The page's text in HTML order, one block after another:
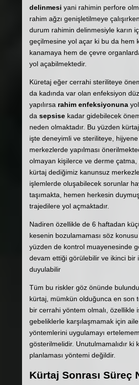
delinmesi yani rahimin perfore
rahim ağzı genişletilmeye
durum rahimin delinmesiyle karın
geçilmesine yol açar ki bu da hem
kanamaya hem de çevre
yol açabilmektedir.
Küretaj eğer cerrahi steriliteye
da kadında var olan enfeksiyon
yapılırsa rahim enfeksiyonunayol
da sepsisekadar gidebilecek
neden olmaktadır. Bu yüzden
işte deneyimli ve steriliteye,
merkezlerde yapılması
olmayan kişilerce ve derme çatma,
kürtaj dediğimiz kanunsuz
işlemlerde oluşabilecek sorunlar
taşımakta, hemen herkesin
trajedilere yol açmaktadır.
Nadiren özellikle de 6 haftadan
kesenin bozulamaması söz
yüzden de kontrol muayenesinde
devam ettiği görülebilir ve ikinci bir
duyulabilir
Tüm bu riskler göz önünde
kürtaj, mümkün olduğunca en son
bir cerrahi yöntem olmalı, özellikle
gebeliklerle karşılaşmamak için
yöntemlerini uygulamayı
gösterilmelidir. Unutulmamalıdır ki
planlaması yöntemi değildir.
Kürtaj Sonrası Süreç